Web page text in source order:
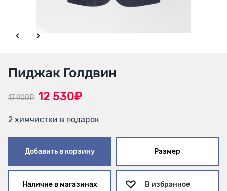
Пиджак Голдвин
17 900₽ 12 530₽
2 химчистки в подарок
Добавить в корзину Размер
Наличие в магазинах В избранное